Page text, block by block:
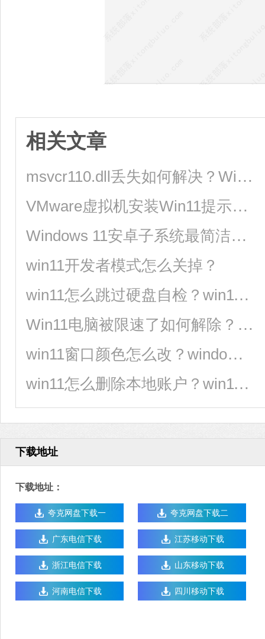
相关文章
msvcr110.dll丢失如何解决？Win11提示msvcr110.dll缺失的修复方法
VMware虚拟机安装Win11提示这台电脑当前不满足Windows11系统要求怎么办
Windows 11安卓子系统最简洁的安装方式
win11开发者模式怎么关掉？
win11怎么跳过硬盘自检？win11跳过磁盘检查怎么设置
Win11电脑被限速了如何解除？windows11网速慢的解决方法
win11窗口颜色怎么改？windows11窗口底色设置方法
win11怎么删除本地账户？win11本地账户删除方法
下载地址
下载地址：
夸克网盘下载一 夸克网盘下载二
广东电信下载 江苏移动下载
浙江电信下载 山东移动下载
河南电信下载 四川移动下载